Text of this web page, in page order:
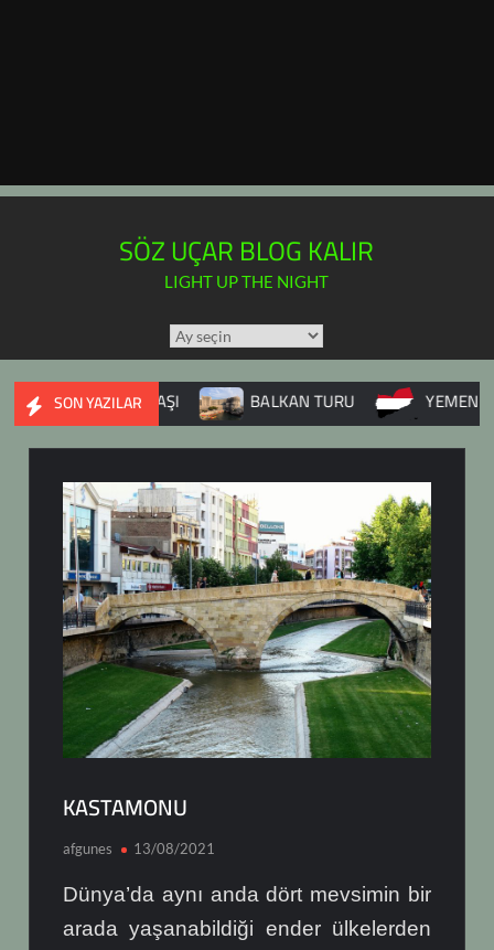
SÖZ UÇAR BLOG KALIR
LIGHT UP THE NIGHT
TÜM
YAZILAR
TAKVİMİ
SON YAZILAR
İÇ SAVAŞI BALKAN TURU YEMEN
KASTAMONU
afgunes 13/08/2021
Dünya’da aynı anda dört mevsimin bir
arada yaşanabildiği ender ülkelerden